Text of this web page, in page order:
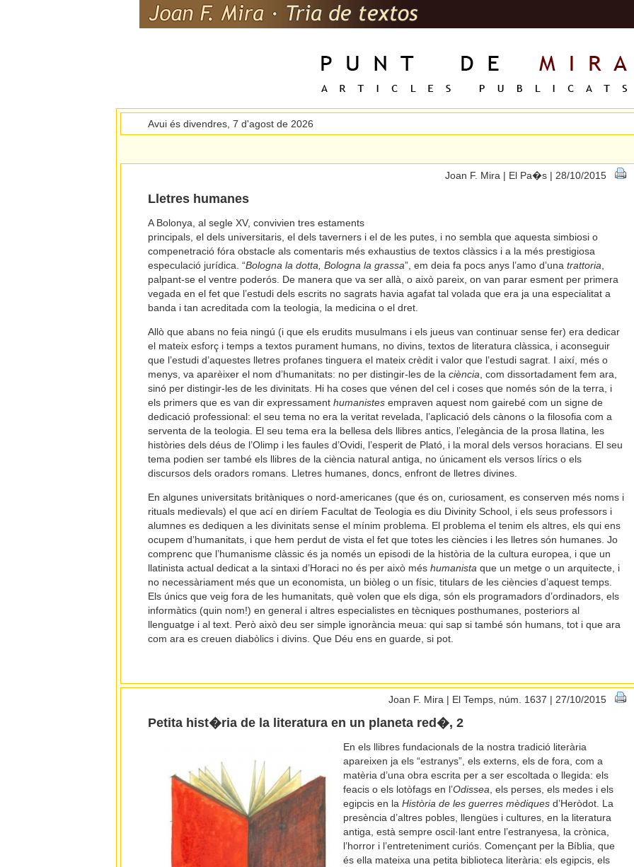
Avui és divendres, 7 d'agost de 2026
Joan F. Mira | El Pa�s | 28/10/2015
Lletres humanes
A Bolonya, al segle XV, convivien tres estaments
principals, el dels universitaris, el dels taverners i el de les putes, i no sembla que aquesta simbiosi o
compenetració fóra obstacle als comentaris més exhaustius de textos clàssics i a la més prestigiosa
especulació jurídica. “Bologna la dotta, Bologna la grassa”, em deia fa pocs anys l’amo d’una trattoria,
palpant-se el ventre poderós. De manera que va ser allà, o això pareix, on van parar esment per primera
vegada en el fet que l’estudi dels escrits no sagrats havia agafat tal volada que era ja una especialitat a
banda i tan acreditada com la teologia, la medicina o el dret.
Allò que abans no feia ningú (i que els erudits musulmans i els jueus van continuar sense fer) era dedicar
el mateix esforç i temps a textos purament humans, no divins, textos de literatura clàssica, i aconseguir
que l’estudi d’aquestes lletres profanes tinguera el mateix crèdit i valor que l’estudi sagrat. I així, més o
menys, va aparèixer el nom d’humanitats: no per distingir-les de la ciència, com dissortadament fem ara,
sinó per distingir-les de les divinitats. Hi ha coses que vénen del cel i coses que només són de la terra, i
els primers que es van dir expressament humanistesempraven aquest nom gairebé com un signe de
dedicació professional: el seu tema no era la veritat revelada, l’aplicació dels cànons o la filosofia com a
serventa de la teologia. El seu tema era la bellesa dels llibres antics, l’elegància de la prosa llatina, les
històries dels déus de l’Olimp i les faules d’Ovidi, l’esperit de Plató, i la moral dels versos horacians. El seu
tema podien ser també els llibres de la ciència natural antiga, no únicament els versos lírics o els
discursos dels oradors romans. Lletres humanes, doncs, enfront de lletres divines.
En algunes universitats britàniques o nord-americanes (que és on, curiosament, es conserven més noms i
rituals medievals) el que ací en diríem Facultat de Teologia es diu Divinity School, i els seus professors i
alumnes es dediquen a les divinitats sense el mínim problema. El problema el tenim els altres, els qui ens
ocupem d’humanitats, i que hem perdut de vista el fet que totes les ciències i les lletres són humanes. Jo
comprenc que l’humanisme clàssic és ja només un episodi de la història de la cultura europea, i que un
llatinista actual dedicat a la sintaxi d’Horaci no és per això més humanistaque un metge o un arquitecte, i
no necessàriament més que un economista, un biòleg o un físic, titulars de les ciències d’aquest temps.
Els únics que veig fora de les humanitats, què volen que els diga, són els programadors d’ordinadors, els
informàtics (quin nom!) en general i altres especialistes en tècniques posthumanes, posteriors al
llenguatge i al text. Però això deu ser simple ignorància meua: qui sap si també són humans, tot i que ara
com ara es creuen diabòlics i divins. Que Déu ens en guarde, si pot.
Joan F. Mira | El Temps, núm. 1637 | 27/10/2015
Petita hist�ria de la literatura en un planeta red�, 2
En els llibres fundacionals de la nostra tradició literària
apareixen ja els “estranys”, els externs, els de fora, com a
matèria d’una obra escrita per a ser escoltada o llegida: els
feacis o els lotòfags en l’Odissea, els perses, els medes i els
egipcis en la Història de les guerres mèdiquesd’Heròdot. La
presència d’altres pobles, llengües i cultures, en la literatura
antiga, està sempre oscil·lant entre l’estranyesa, la crònica,
l’horror i l’entreteniment curiós. Començant per la Bíblia, que
és ella mateixa una petita biblioteca literària: els egipcis, els